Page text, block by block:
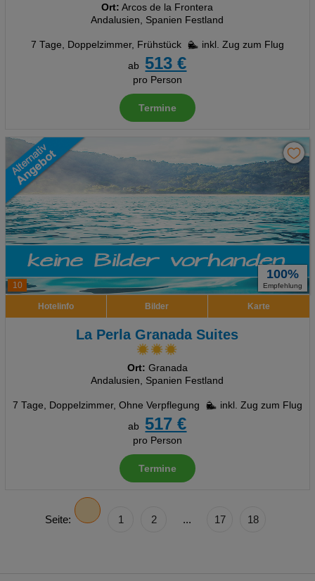
Ort: Arcos de la Frontera
Andalusien, Spanien Festland
7 Tage, Doppelzimmer, Frühstück
inkl. Zug zum Flug
ab
513 €
pro Person
Termine
10
100%
Empfehlung
Hotelinfo Bilder Karte
La Perla Granada Suites
Ort: Granada
Andalusien, Spanien Festland
7 Tage, Doppelzimmer, Ohne Verpflegung
inkl. Zug zum Flug
ab
517 €
pro Person
Termine
Seite: 1 2 ... 17 18